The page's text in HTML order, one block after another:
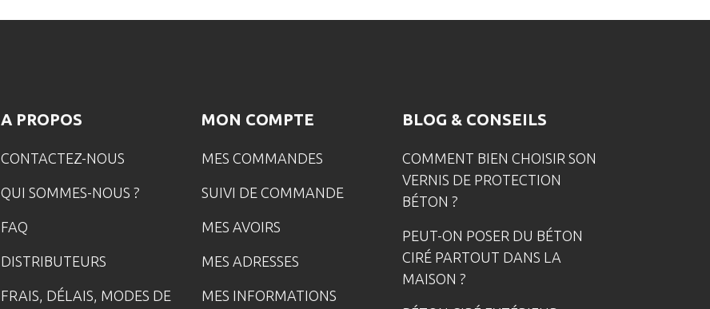
A PROPOS
CONTACTEZ-NOUS
QUI SOMMES-NOUS ?
FAQ
DISTRIBUTEURS
FRAIS, DÉLAIS, MODES DE
MON COMPTE
MES COMMANDES
SUIVI DE COMMANDE
MES AVOIRS
MES ADRESSES
MES INFORMATIONS
BLOG & CONSEILS
COMMENT BIEN CHOISIR SON
VERNIS DE PROTECTION
BÉTON ?
PEUT-ON POSER DU BÉTON
CIRÉ PARTOUT DANS LA
MAISON ?